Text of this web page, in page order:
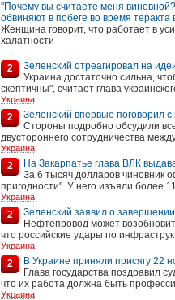
"Почему вы считаете меня
обвиняют в побеге во время теракта
Женщина говорит, что работает в
халатности
2
Зеленский отреагировал на
Украина достаточно сильна,
скептичны", считает глава
Украина
2
Зеленский впервые поговорил
Стороны подробно обсудили
двустороннего сотрудничества
Украина
2
На Закарпатье глава ВЛК
За 6 тысяч долларов чиновник
пригодности". У него изъяли более
Украина
2
Зеленский заявил о
Нефтепровод может
что российские удары по
Украина
2
В Украине приняли присягу 22
Глава государства поздравил
что их работа должна быть
Украина